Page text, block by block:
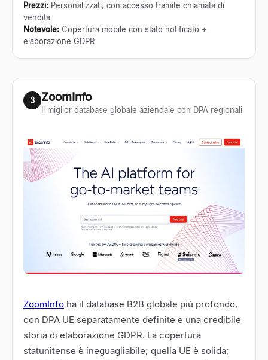
Prezzi: Personalizzati, con accesso tramite chiamata di
vendita
Notevole: Copertura mobile con stato notificato +
elaborazione GDPR
3 ZoomInfo
Il miglior database globale aziendale con DPA regionali
ZoomInfo ha il database B2B globale più profondo,
con DPA UE separatamente definite e una credibile
storia di elaborazione GDPR. La copertura
statunitense è ineguagliabile; quella UE è solida;